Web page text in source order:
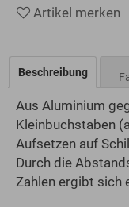
Artikel merken
Beschreibung
Aus Aluminium
Kleinbuchstaben
Aufsetzen auf
Durch die
Zahlen ergibt sich